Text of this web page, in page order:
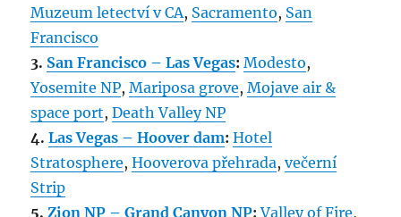
Muzeum letectví v CA, Sacramento, San
Francisco
3. San Francisco – Las Vegas: Modesto,
Yosemite NP,Mariposa grove,Mojave air &
space port,Death Valley NP
4.Las Vegas – Hoover dam: Hotel
Stratosphere,Hooverova přehrada,večerní
Strip
5.Zion NP – Grand Canyon NP: Valley of Fire,